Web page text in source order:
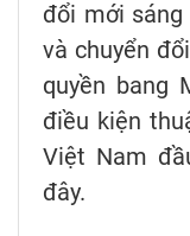
đổi mới
và chuyển
quyền bang
điều kiện
Việt Nam
đây.